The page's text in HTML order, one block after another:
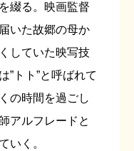
綴る。映画監督
いた故郷の母か
していた映写技
”トト”と呼ばれて
の時間を過ごし
アルフレードと
いく。